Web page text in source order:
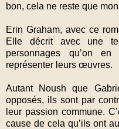
bon, cela ne reste que
Erin Graham, avec ce
Elle décrit avec une
personnages qu’on
représenter leurs œuvres.
Autant Noush que
opposés, ils sont par
leur passion commune.
cause de cela qu’ils ont